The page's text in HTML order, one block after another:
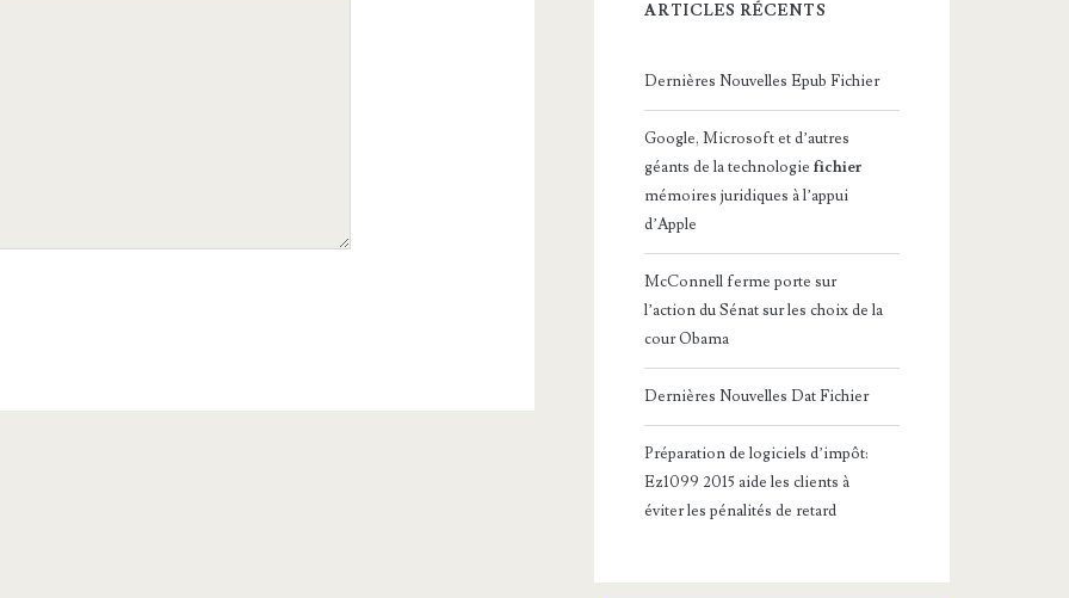
ARTICLES RÉCENTS
Dernières Nouvelles Epub Fichier
Google, Microsoft et d’autres
géants de la technologiefichier
mémoires juridiques à l’appui
d’Apple
McConnell ferme porte sur
l’action du Sénat sur les choix de la
cour Obama
Dernières Nouvelles Dat Fichier
Préparation de logiciels d’impôt:
Ez1099 2015 aide les clients à
éviter les pénalités de retard